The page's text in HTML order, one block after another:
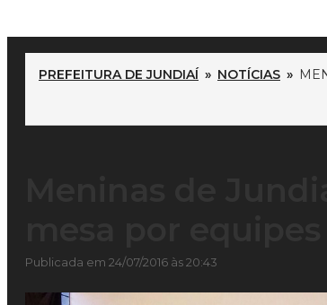
PREFEITURA DE JUNDIAÍ » NOTÍCIAS »
Publicada em 24/07/2016 às 20:43